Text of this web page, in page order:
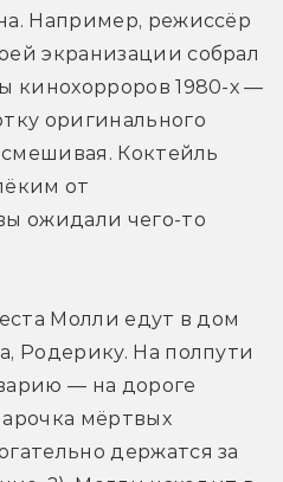
Например, режиссёр
экранизации собрал
кинохорроров 1980-х —
оригинального
смешивая. Коктейль
от
ожидали чего-то
Молли едут в дом
Родерику. На полпути
— на дороге
мёртвых
держатся за